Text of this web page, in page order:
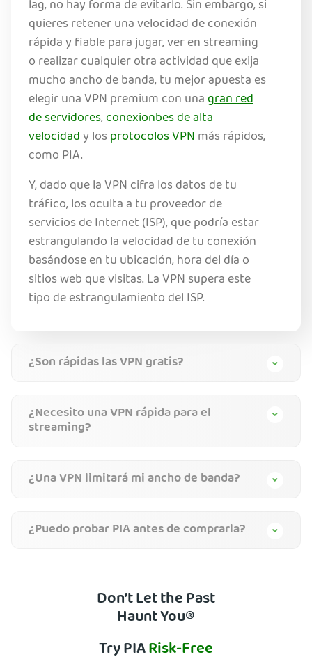
lag, no hay forma de evitarlo. Sin embargo, si
quieres retener una velocidad de conexión
rápida y fiable para jugar, ver en streaming
o realizar cualquier otra actividad que exija
mucho ancho de banda, tu mejor apuesta es
elegir una VPN premium con unagran red
de servidores,conexionbes de alta
velocidady losprotocolos VPNmás rápidos,
como PIA.
Y, dado que la VPN cifra los datos de tu
tráfico, los oculta a tu proveedor de
servicios de Internet (ISP), que podría estar
estrangulando la velocidad de tu conexión
basándose en tu ubicación, hora del día o
sitios web que visitas. La VPN supera este
tipo de estrangulamiento del ISP.
¿Son rápidas las VPN gratis?
¿Necesito una VPN rápida para el
streaming?
¿Una VPN limitará mi ancho de banda?
¿Puedo probar PIA antes de comprarla?
Don’t Let the Past
Haunt You®
Try PIARisk-Free